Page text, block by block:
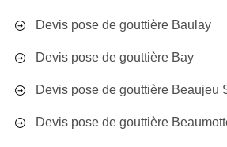
Devis pose de gouttière Baulay
Devis pose de gouttière Bay
Devis pose de gouttière Beaujeu
Devis pose de gouttière